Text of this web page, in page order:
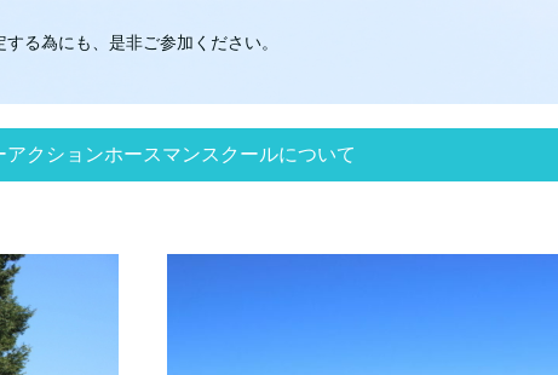
る為にも、是非ご参加ください。
アクションホースマンスクールについて